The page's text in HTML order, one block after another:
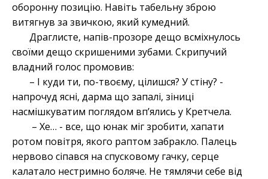
оборонну позицію. Навіть табельну зброю
витягнув за звичкою, який кумедний.
Драглисте, напів-прозоре дещо всміхнулось
своїми дещо скришеними зубами. Скрипучий
владний голос промовив:
– І куди ти, по-твоєму, цілишся? У стіну? -
напрочуд ясні, дарма що запалі, зіниці
насмішкуватим поглядом вп’ялись у Кретчела.
– Хе… - все, що юнак міг зробити, хапати
ротом повітря, якого раптом забракло. Палець
нервово сіпався на спусковому гачку, серце
калатало нестримно боляче. Не тямлячи себе від